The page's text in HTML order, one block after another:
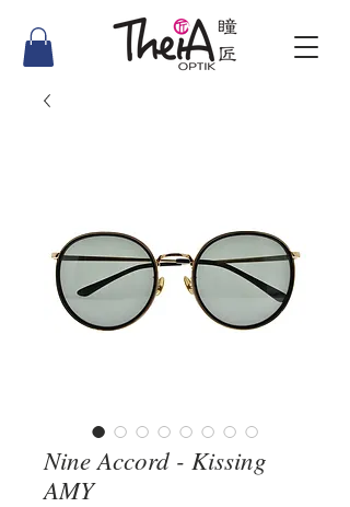
Nine Accord - Kissing
AMY